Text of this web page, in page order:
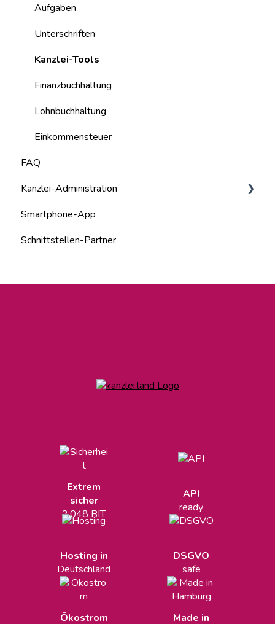
Aufgaben
Unterschriften
Kanzlei-Tools
Finanzbuchhaltung
Lohnbuchhaltung
Einkommensteuer
FAQ
Kanzlei-Administration
Kanzlei-Mitarbeiter
Systemadministration
Smartphone-App
Schnittstellen-Partner
Extrem
sicher
2.048 BIT
API
ready
Hosting in
Deutschland
DSGVO
safe
Ökostrom Made in